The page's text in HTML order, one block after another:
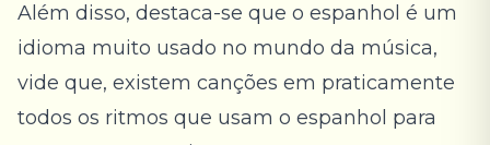
Além disso, destaca-se que o espanhol é um
idioma muito usado no mundo da música,
vide que, existem canções em praticamente
todos os ritmos que usam o espanhol para